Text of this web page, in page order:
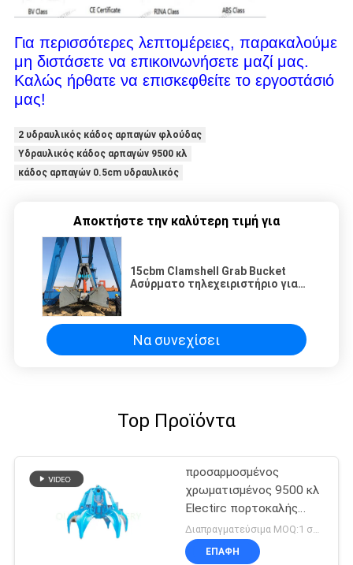
Για περισσότερες λεπτομέρειες, παρακαλούμε
μη διστάσετε να επικοινωνήσετε μαζί μας.
Καλώς ήρθατε να επισκεφθείτε το εργοστάσιό
μας!
2 υδραυλικός κάδος αρπαγών φλούδας
Υδραυλικός κάδος αρπαγών 9500 κλ
κάδος αρπαγών 0.5cm υδραυλικός
Αποκτήστε την καλύτερη τιμή για
15cbm Clamshell Grab Bucket
Ασύρματο τηλεχειριστήριο για
Να συνεχίσει
Top Προϊόντα
προσαρμοσμένος
χρωματισμένος 9500 κλ
Electirc πορτοκαλής
κάδος αρπαγών φλούδας
υδραυλικός
Διαπραγματεύσιμα MOQ:1 σύνολο
ΕΠΑΦΉ